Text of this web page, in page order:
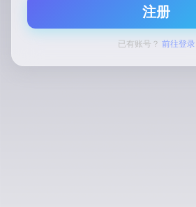
注册
已有账号？ 前往登录